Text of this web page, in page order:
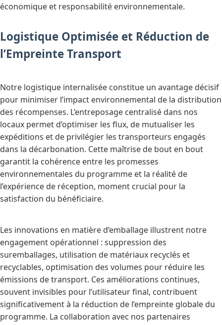
économique et responsabilité environnementale.
Logistique Optimisée et Réduction de
l’Empreinte Transport
Notre logistique internalisée constitue un avantage décisif
pour minimiser l’impact environnemental de la distribution
des récompenses. L’entreposage centralisé dans nos
locaux permet d’optimiser les flux, de mutualiser les
expéditions et de privilégier les transporteurs engagés
dans la décarbonation. Cette maîtrise de bout en bout
garantit la cohérence entre les promesses
environnementales du programme et la réalité de
l’expérience de réception, moment crucial pour la
satisfaction du bénéficiaire.
Les innovations en matière d’emballage illustrent notre
engagement opérationnel : suppression des
suremballages, utilisation de matériaux recyclés et
recyclables, optimisation des volumes pour réduire les
émissions de transport. Ces améliorations continues,
souvent invisibles pour l’utilisateur final, contribuent
significativement à la réduction de l’empreinte globale du
programme. La collaboration avec nos partenaires